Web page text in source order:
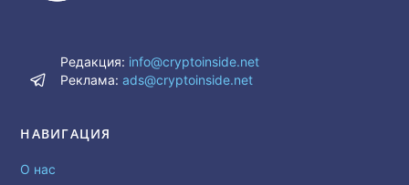
Редакция: info@cryptoinside.net
Реклама:ads@cryptoinside.net
НАВИГАЦИЯ
О нас